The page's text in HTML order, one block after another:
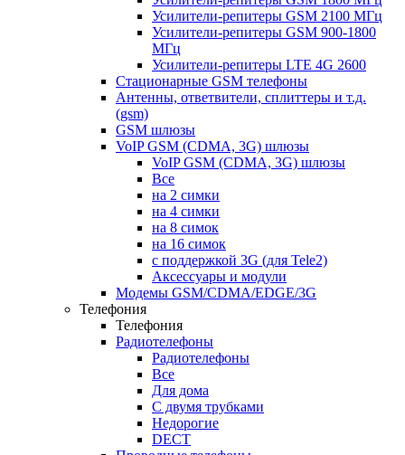
Усилители-репитеры GSM 2100 МГц
Усилители-репитеры GSM 900-1800
МГц
Усилители-репитеры LTE 4G 2600
Стационарные GSM телефоны
Антенны, ответвители, сплиттеры и т.д.
(gsm)
GSM шлюзы
VoIP GSM (CDMA, 3G) шлюзы
VoIP GSM (CDMA, 3G) шлюзы
Все
на 2 симки
на 4 симки
на 8 симок
на 16 симок
с поддержкой 3G (для Tele2)
Аксессуары и модули
Модемы GSM/CDMA/EDGE/3G
Телефония
Телефония
Радиотелефоны
Радиотелефоны
Все
Для дома
С двумя трубками
Недорогие
DECT